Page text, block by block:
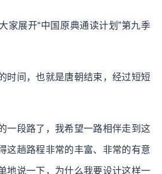
家展开“中国原典通读计划”第九季
时间，也就是唐朝结束，经过短短
一段路了，我希望一路相伴走到这
这趟路程非常的丰富、非常的有意
地说一下，为什么我要设计这样一